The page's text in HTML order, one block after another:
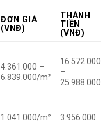
ĐƠN GIÁ
(VNĐ)
THÀNH
TIỀN
(VNĐ)
4.361.000 –
6.839.000/m²
16.572.000
–
25.988.000
1.041.000/m² 3.956.000